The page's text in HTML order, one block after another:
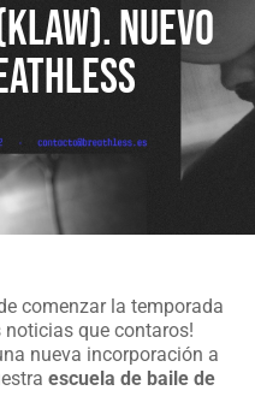
Nuevo
comenzar la temporada
que contaros!
nueva incorporación a
escuela de baile de